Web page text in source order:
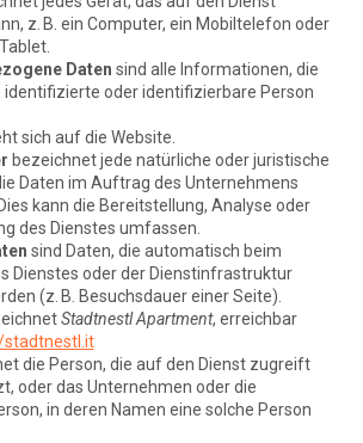
z. B. ein Computer, ein Mobiltelefon oder
Daten sind alle Informationen, die
identifizierte oder identifizierbare Person
sich auf die Website.
bezeichnet jede natürliche oder juristische
Daten im Auftrag des Unternehmens
kann die Bereitstellung, Analyse oder
des Dienstes umfassen.
sind Daten, die automatisch beim
Dienstes oder der Dienstinfrastruktur
(z. B. Besuchsdauer einer Seite).
Stadtnestl Apartment, erreichbar
stadtnestl.it
die Person, die auf den Dienst zugreift
oder das Unternehmen oder die
in deren Namen eine solche Person